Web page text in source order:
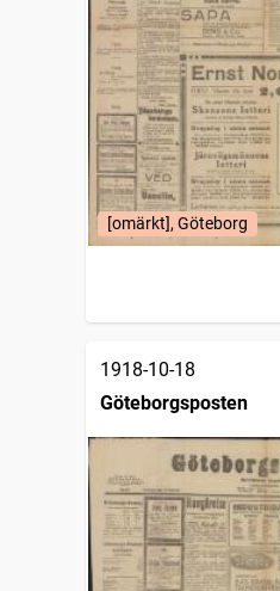
[omärkt], Göteborg
1918-10-18
Göteborgsposten